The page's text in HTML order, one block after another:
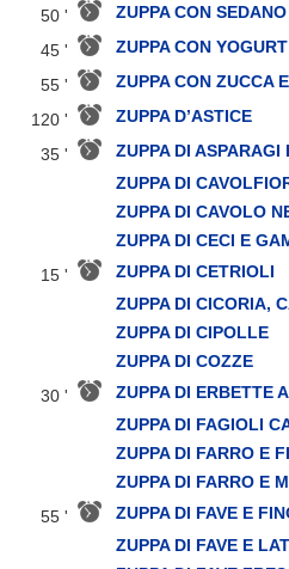
50 '
ZUPPA CON
45 '
ZUPPA CON
55 '
ZUPPA CON ZUCCA
120 '
ZUPPA D’ASTICE
35 '
ZUPPA DI ASPARAGI
ZUPPA DI
ZUPPA DI CAVOLO
ZUPPA DI CECI E
15 '
ZUPPA DI CETRIOLI
ZUPPA DI CICORIA,
ZUPPA DI CIPOLLE
ZUPPA DI COZZE
30 '
ZUPPA DI ERBETTE
ZUPPA DI FAGIOLI
ZUPPA DI FARRO E
ZUPPA DI FARRO E
55 '
ZUPPA DI FAVE E
ZUPPA DI FAVE E